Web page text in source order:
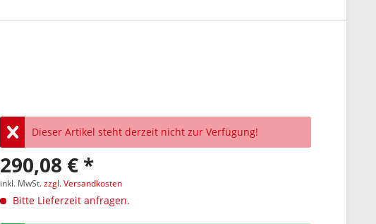
Dieser Artikel steht derzeit nicht zur Verfügung!
290,08 € *
inkl. MwSt.zzgl. Versandkosten
Bitte Lieferzeit anfragen.